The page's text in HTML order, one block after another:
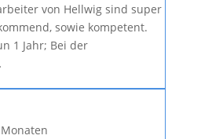
von Hellwig sind super
sowie kompetent.
1 Jahr; Bei der